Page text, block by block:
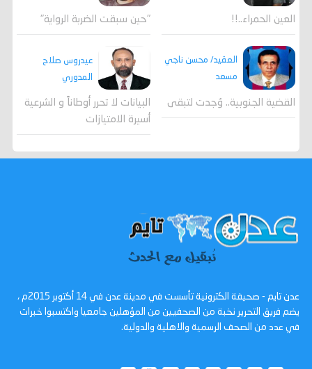
العين الحمراء..!! "حين سبقت الضربة الرواية"
العقيد/ محسن ناجي
مسعد
القضية الجنوبية.. وُجدت لتبقى
عيدروس صلاح
المدوري
البيانات لا تحرر أوطاناً و الشرعية
أسيرة الامتيازات
عدن تايم - صحيفة الكترونية تأسست في مدينة عدن في 14 أكتوبر 2015م ،
يضم فريق التحرير نخبة من الصحفيين من المؤهلين جامعيا واكتسبوا خبرات
في عدد من الصحف الرسمية والاهلية والدولية.